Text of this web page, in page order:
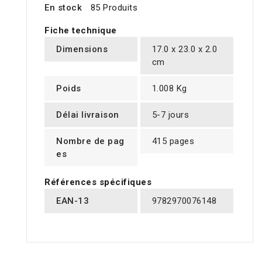
En stock
85 Produits
Fiche technique
Dimensions
17.0 x 23.0 x 2.0
cm
Poids 1.008 Kg
Délai livraison 5-7 jours
Nombre de pag
es
415 pages
Références spécifiques
EAN-13
9782970076148